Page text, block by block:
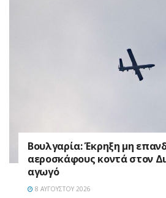
Βουλγαρία: Έκρηξη μη
αεροσκάφους κοντά στον
αγωγό
8 ΑΥΓΟΎΣΤΟΥ 2026